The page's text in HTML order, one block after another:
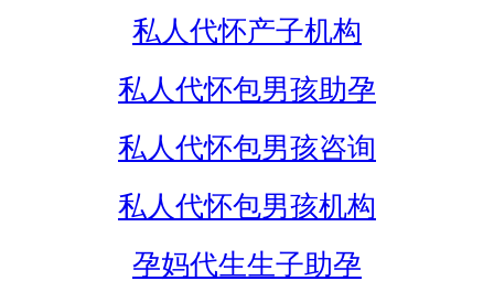
私人代怀产子机构
私人代怀包男孩助孕
私人代怀包男孩咨询
私人代怀包男孩机构
孕妈代生生子助孕